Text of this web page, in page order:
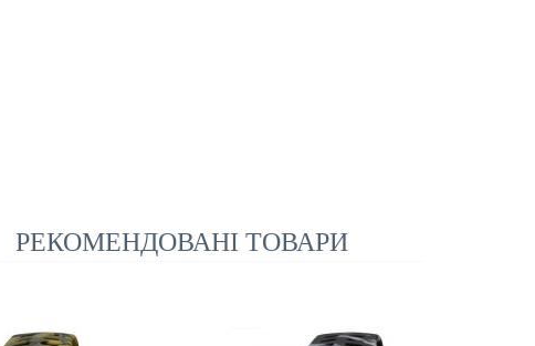
РЕКОМЕНДОВАНІ ТОВАРИ